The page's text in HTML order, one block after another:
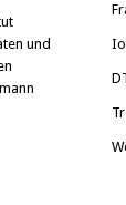
und